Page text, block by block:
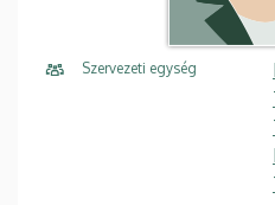
Szervezeti egység